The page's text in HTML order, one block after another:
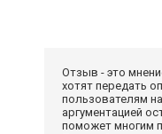
Отзыв - это
хотят передать
пользователям
аргументацией
поможет многим